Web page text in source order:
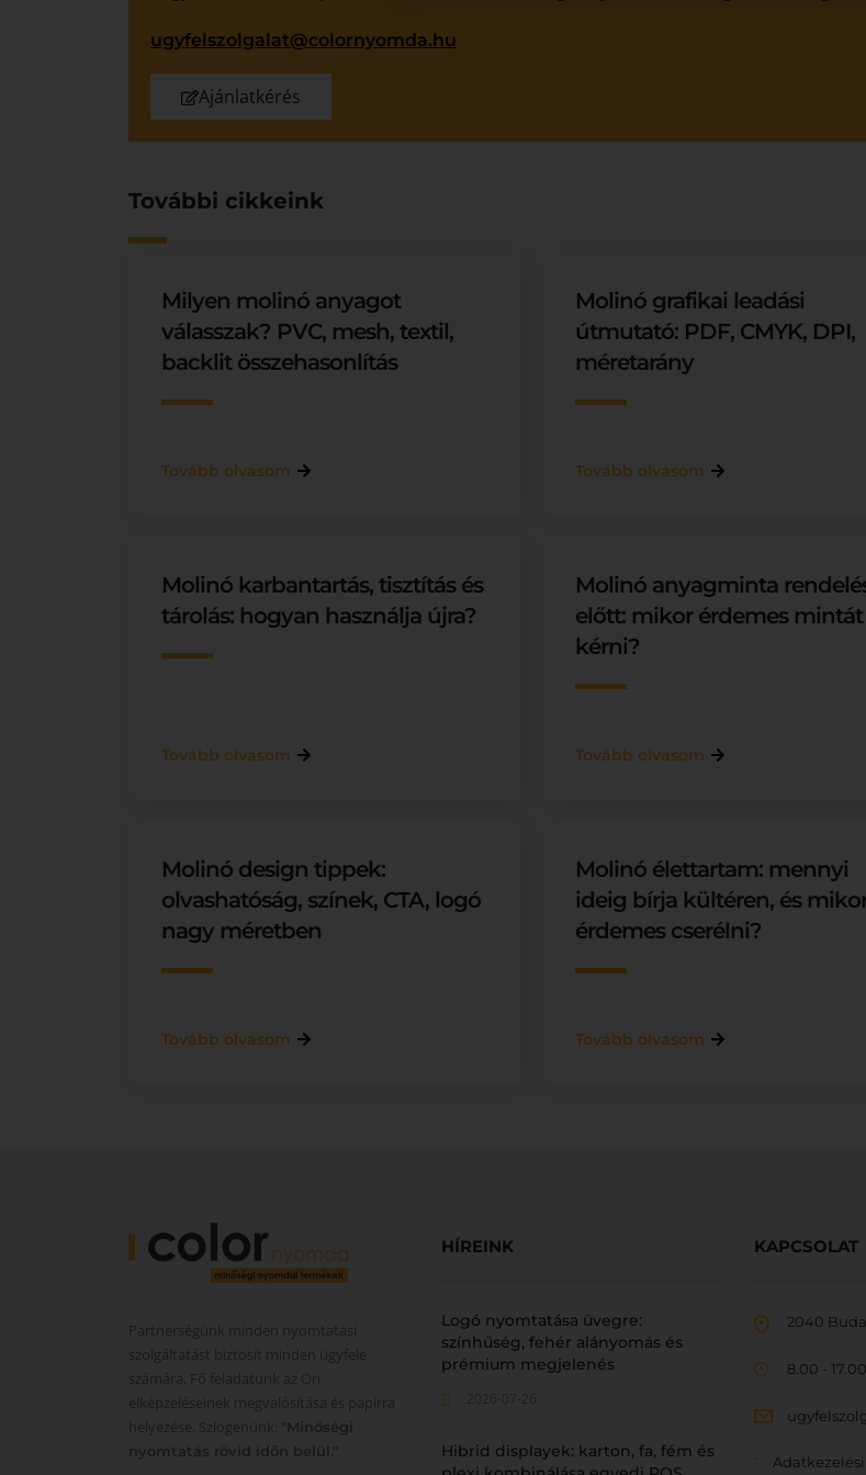
ugyfelszolgalat@colornyomda.hu
Ajánlatkérés
További cikkeink
Milyen molinó anyagot
válasszak? PVC, mesh, textil,
backlit összehasonlítás
Tovább olvasom
Molinó grafikai leadási
útmutató: PDF, CMYK, DPI,
méretarány
Tovább olvasom
Molinó karbantartás, tisztítás és
tárolás: hogyan használja újra?
Tovább olvasom
Molinó anyagminta
előtt: mikor érdemes mintát
kérni?
Tovább olvasom
Molinó design tippek:
olvashatóság, színek, CTA, logó
nagy méretben
Tovább olvasom
Molinó élettartam: mennyi
ideig bírja kültéren, és
érdemes cserélni?
Tovább olvasom
Partnerségünk minden nyomtatási
szolgáltatást biztosít minden ügyfele
számára. Fő feladatunk az Ön
elképzeléseinek megvalósítása és papírra
helyezése. Szlogenünk:
"Minőségi
nyomtatás rövid időn belül."
HÍREINK
Logó nyomtatása üvegre:
színhűség, fehér alányomás és
prémium megjelenés
Hibrid displayek: karton, fa, fém és
KAPCSOLAT
2040
8.00 - 17.00
Adatkezelési